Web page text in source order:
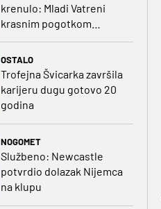
krenulo: Mladi Vatreni
krasnim pogotkom
OSTALO
Trofejna Švicarka završila
karijeru dugu gotovo 20
godina
NOGOMET
Službeno: Newcastle
potvrdio dolazak Nijemca
na klupu